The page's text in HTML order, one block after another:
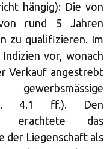
hängig): Die von
rund 5 Jahren
zu qualifizieren. Im
vor, wonach
Verkauf angestrebt
(E. 4.1 ff.). Den
erachtete das
der Liegenschaft als